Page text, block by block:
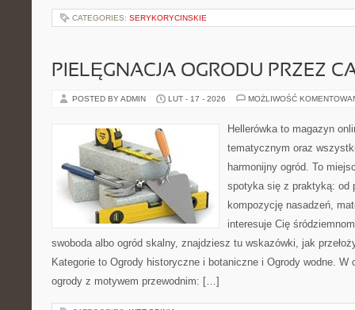
CATEGORIES: SERYKORYCINSKIE
PIELĘGNACJA OGRODU PRZEZ
POSTED BY ADMIN LUT - 17 - 2026 MOŻLIWOŚĆ
Hellerówka to magazyn
tematycznym oraz
harmonijny ogród. To
spotyka się z praktyką: od
kompozycję nasadzeń,
interesuje Cię
swoboda albo ogród skalny, znajdziesz tu wskazówki, jak
Kategorie to Ogrody historyczne i botaniczne i Ogrody wodne. W
ogrody z motywem przewodnim: […]